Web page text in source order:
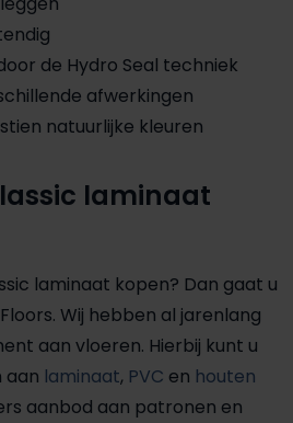
de Hydro Seal techniek
afwerkingen
natuurlijke kleuren
laminaat
laminaat kopen? Dan gaat u
Wij hebben al jarenlang
aan vloeren. Hierbij kunt u
aan laminaat, PVC en houten
aanbod aan patronen en